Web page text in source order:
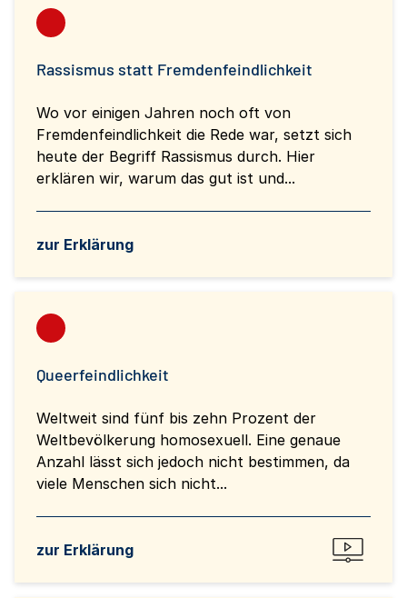
Rassismus statt Fremdenfeindlichkeit
Wo vor einigen Jahren noch oft von
Fremdenfeindlichkeit die Rede war, setzt sich
heute der Begriff Rassismus durch. Hier
erklären wir, warum das gut ist und...
zur Erklärung
Queerfeindlichkeit
Weltweit sind fünf bis zehn Prozent der
Weltbevölkerung homosexuell. Eine genaue
Anzahl lässt sich jedoch nicht bestimmen, da
viele Menschen sich nicht...
zur Erklärung